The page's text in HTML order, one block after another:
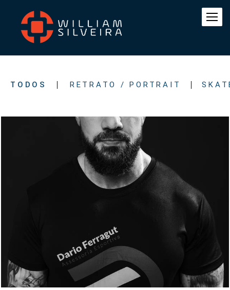
TODOS RETRATO / PORTRAIT